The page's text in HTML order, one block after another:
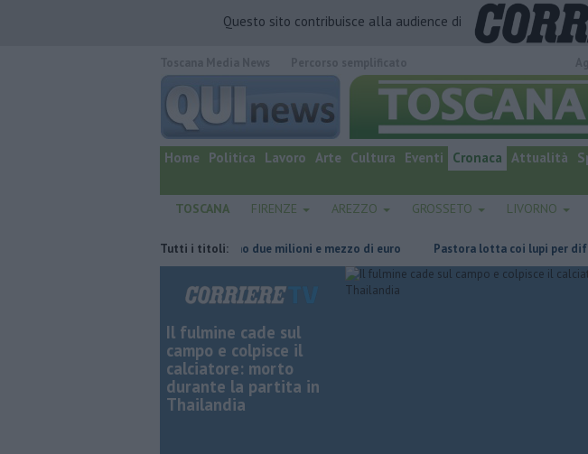
Questo sito contribuisce alla audience di
quotidiano online.
Home Politica Lavoro Arte Cultura Eventi Cronaca Attualità
TOSCANA FIRENZE AREZZO GROSSETO LIVORNO
Tutti i titoli:
Grattano e vincono due milioni e mezzo di euro Pastora lotta coi lupi per difendere
Il fulmine cade sul
campo e colpisce il
calciatore: morto
durante la partita in
Thailandia